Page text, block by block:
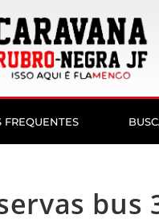
FREQUENTES
bus